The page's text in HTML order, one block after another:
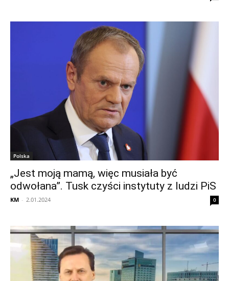
Polska
„Jest moją mamą, więc musiała być
odwołana”. Tusk czyści instytuty z ludzi PiS
KM - 2.01.2024 0